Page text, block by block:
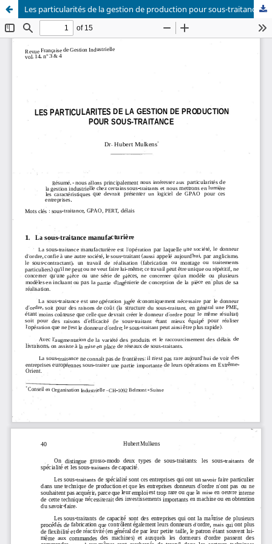
Les particularités de la gestion de production pour sous-traitance.